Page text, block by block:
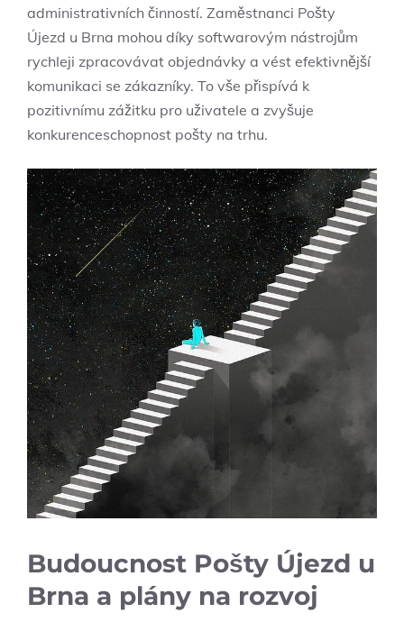
administrativních činností. Zaměstnanci Pošty
Újezd u Brna mohou díky softwarovým nástrojům
rychleji zpracovávat objednávky a vést efektivnější
komunikaci se zákazníky. To vše přispívá k
pozitivnímu zážitku pro uživatele a zvyšuje
konkurenceschopnost pošty na trhu.
Budoucnost Pošty Újezd u
Brna a plány na rozvoj